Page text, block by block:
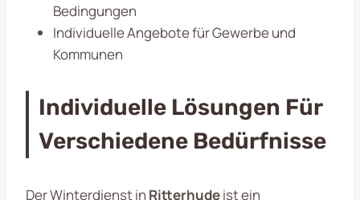
Bedingungen
Individuelle Angebote für Gewerbe und
Kommunen
Individuelle Lösungen Für
Verschiedene Bedürfnisse
Der Winterdienst in Ritterhudeist ein